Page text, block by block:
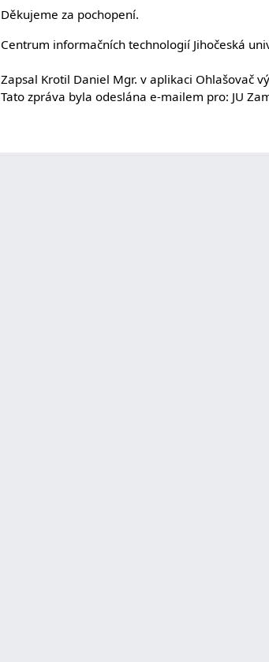
Děkujeme za pochopení.
Centrum informačních technologií Jihočeská
Zapsal Krotil Daniel Mgr. v aplikaci Ohlašovač
Tato zpráva byla odeslána e-mailem pro: JU